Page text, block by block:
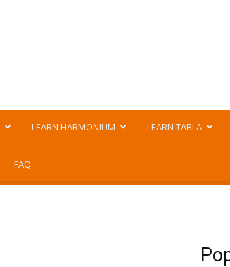
LEARN HARMONIUM LEARN TABLA
FAQ